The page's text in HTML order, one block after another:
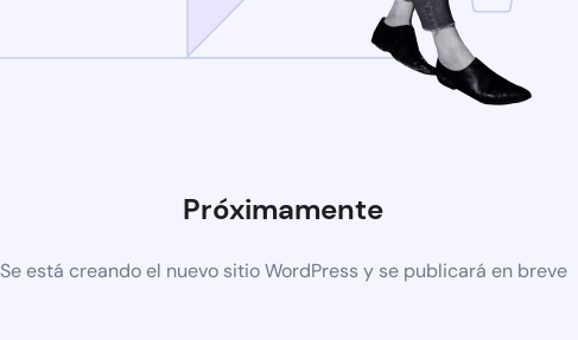
Próximamente
Se está creando el nuevo sitio WordPress y se publicará en breve